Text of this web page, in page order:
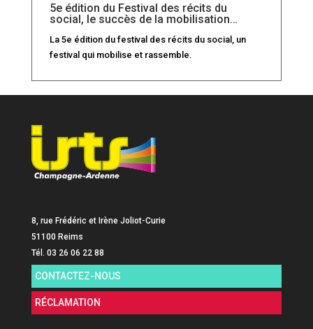
5e édition du Festival des récits du
social, le succès de la mobilisation…
La 5e édition du festival des récits du social, un
festival qui mobilise et rassemble.
8, rue Frédéric et Irène Joliot-Curie
51100 Reims
Tél. 03 26 06 22 88
CONTACTEZ-NOUS
RÉCLAMATION